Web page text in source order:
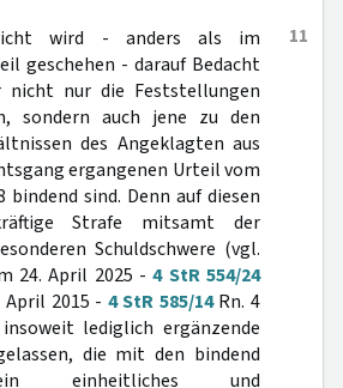
11
wird - anders als im
geschehen - darauf Bedacht
nicht nur die Feststellungen
sondern auch jene zu den
des Angeklagten aus
ergangenen Urteil vom
bindend sind. Denn auf diesen
Strafe mitsamt der
Schuldschwere (vgl.
24. April 2025 -4 StR 554/24
2015 - 4 StR 585/14Rn. 4
lediglich ergänzende
die mit den bindend
einheitliches und